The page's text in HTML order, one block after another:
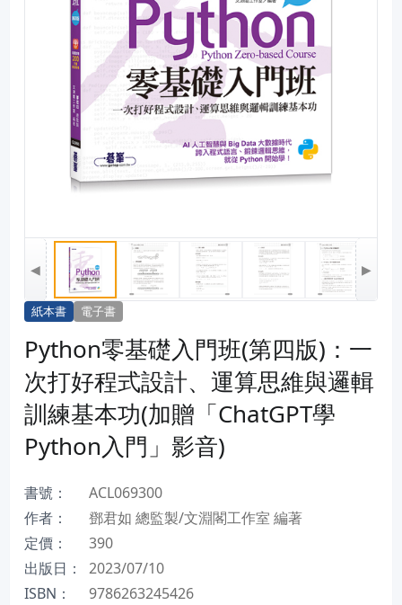
◀ ▶
紙本書 電子書
Python零基礎入門班(第四版)：一
次打好程式設計、運算思維與邏輯
訓練基本功(加贈「ChatGPT學
Python入門」影音)
書號：
ACL069300
作者：
鄧君如 總監製/文淵閣工作室 編著
定價：
390
出版日：
2023/07/10
ISBN：
9786263245426